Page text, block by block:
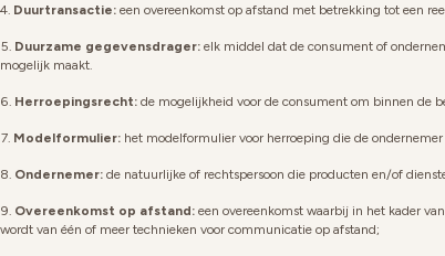
Duurtransactie: een overeenkomst op afstand met betrekking tot een
Duurzame gegevensdrager: elk middel dat de consument of
mogelijk maakt.
Herroepingsrecht: de mogelijkheid voor de consument om binnen de
Modelformulier: het modelformulier voor herroeping die de
Ondernemer: de natuurlijke of rechtspersoon die producten en/of
Overeenkomst op afstand: een overeenkomst waarbij in het kader
wordt van één of meer technieken voor communicatie op afstand;